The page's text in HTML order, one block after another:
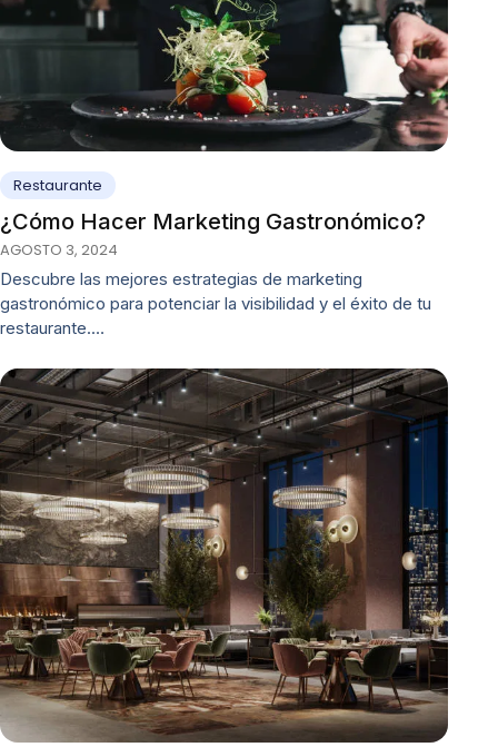
Restaurante
¿Cómo Hacer Marketing Gastronómico?
AGOSTO 3, 2024
Descubre las mejores estrategias de marketing
gastronómico para potenciar la visibilidad y el éxito de tu
restaurante.…